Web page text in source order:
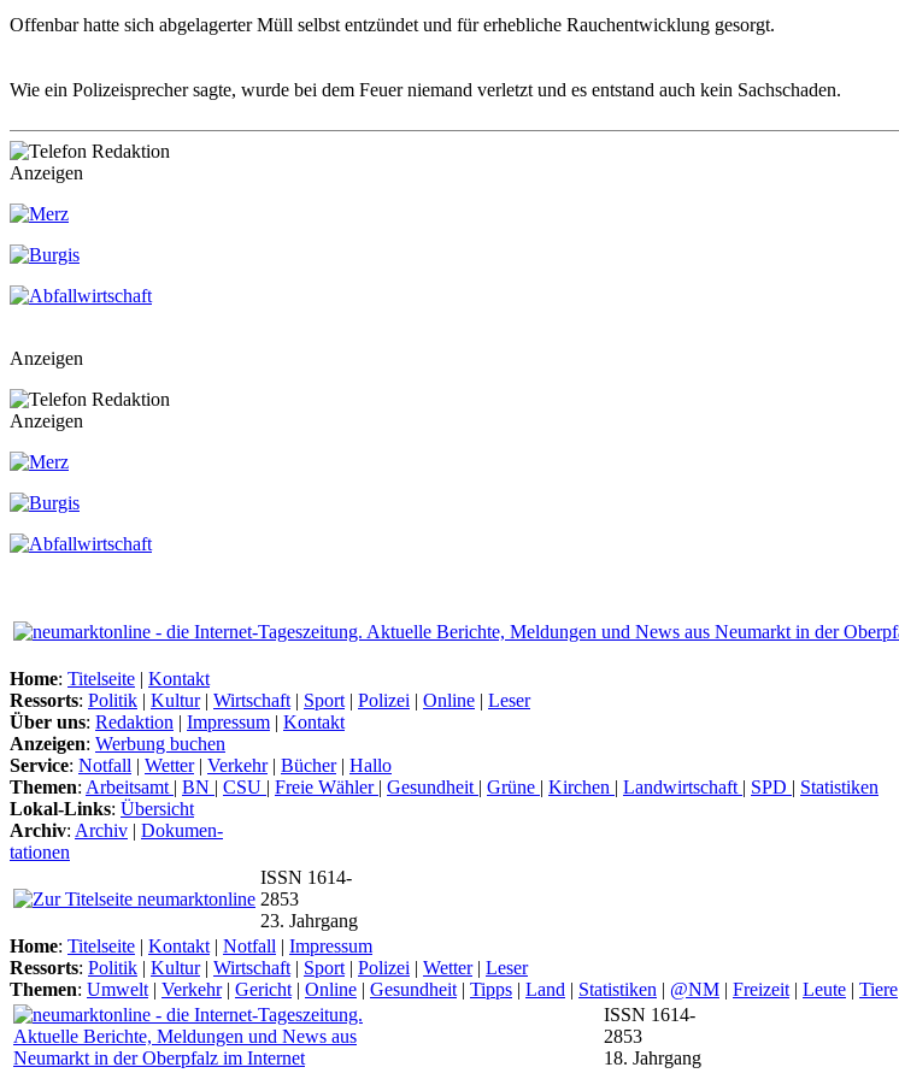
Offenbar hatte sich abgelagerter Müll selbst entzündet und für erhebliche Rauchentwicklung gesorgt.
Wie ein Polizeisprecher sagte, wurde bei dem Feuer niemand verletzt und es entstand auch kein Sachschaden.
Anzeigen
Anzeigen
Anzeigen
Home: Titelseite | Kontakt
Ressorts: Politik | Kultur| Wirtschaft | Sport | Polizei | Online | Leser
Über uns: Redaktion | Impressum | Kontakt
Anzeigen: Werbung buchen
Service: Notfall | Wetter| Verkehr| Bücher| Hallo
Themen: Arbeitsamt | BN | CSU | Freie Wähler | Gesundheit | Grüne | Kirchen | Landwirtschaft | SPD | Statistiken
Lokal-Links: Übersicht
Archiv: Archiv | Dokumen-
tationen
ISSN 1614-
2853
23. Jahrgang
Home: Titelseite | Kontakt | Notfall | Impressum
Ressorts: Politik | Kultur| Wirtschaft | Sport | Polizei | Wetter| Leser
Themen: Umwelt | Verkehr| Gericht | Online | Gesundheit | Tipps | Land | Statistiken | @NM | Freizeit | Leute | Tiere
ISSN 1614-
2853
18. Jahrgang